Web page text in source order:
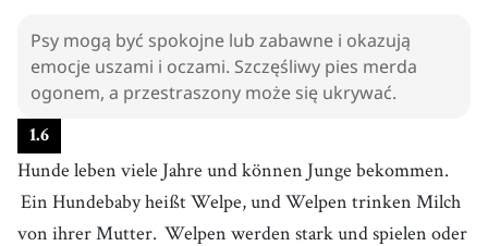
Psy mogą być spokojne lub zabawne i okazują
emocje uszami i oczami. Szczęśliwy pies merda
ogonem, a przestraszony może się ukrywać.
1.6
Hunde leben viele Jahre und können Junge bekommen.
Ein Hundebaby heißt Welpe, und Welpen trinken Milch
von ihrer Mutter. Welpen werden stark und spielen oder